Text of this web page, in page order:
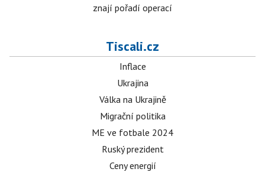
znají pořadí operací
Tiscali.cz
Inflace
Ukrajina
Válka na Ukrajině
Migrační politika
ME ve fotbale 2024
Ruský prezident
Ceny energií